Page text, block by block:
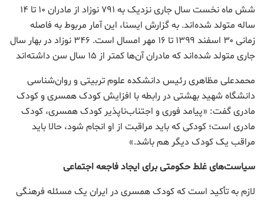
شش ماه نخست سال جاری نزدیک به ۷۹۱ نوزاد از مادران ۱۰ تا ۱۴
ساله متولد شده‌اند. به گزارش ایسنا، این آمار مربوط به فاصله
زمانی ۳۰ اسفند ۱۳۹۹ تا ۱۶ مهر امسال است. ۳۴۶ نوزاد در بهار سال
جاری متولد شده‌اند که مادران آن‌ها کمتر از ۱۵ سال سن داشته‌اند
محمد‌علی مظاهری رئیس دانشکده علوم تربیتی و روان‌شناسی
دانشگاه شهید بهشتی در رابطه با افزایش کودک همسری و کودک
مادری گفت: «پیامد فوری و اجتناب‌ناپذیر کودک‌ همسری، کودک‌
مادری است؛ کودکی که باید مراقبت از او انجام شود، حالا باید
مراقب یک کودک دیگر هم باشد.»
سیاست‌های غلط حکومتی برای ایجاد فاجعه اجتماعی
لازم به تأکید است که کودک همسری در ایران یک مسئله فرهنگی